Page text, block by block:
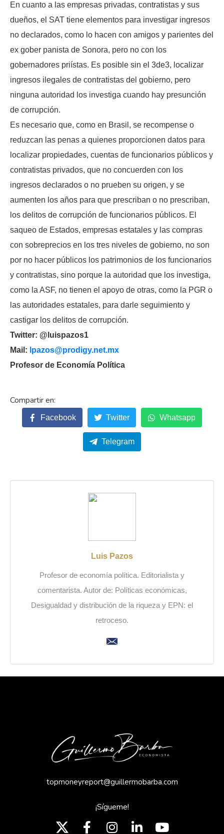
En cuanto a las empresas privadas, contratistas y sus
dueños, el SAT tiene elementos para investigar ingresos
no declarados, como lo hacen con amigos y parientes del
ex gober panista de Sonora, pero no con los
gobernadores priístas. Es posible sin el 3de3, localizar
ingresos ilegales de contratistas del gobierno, pero
ninguna autoridad los investiga cuando hay presunción
de corrupción.
Es necesario que, como en Brasil, se recompense o
reduzcan las penas a quienes proporcionen datos para
localizar propiedades, cuentas de funcionarios públicos y
contratistas privados, que no concuerden con los
ingresos declarados o no prueben su origen, y se
aumenten los años para que prescriban o no prescriban,
los delitos de corrupción de funcionarios públicos. El
saqueo de Estados, empresas estatales y las compras
con sobreprecios en los tres niveles de gobierno, no son
por no hacer públicos los patrimonios de los funcionarios
y contratistas, sino porque la autoridad que los investiga,
como la ASF, no tienen el apoyo de otras, como la PGR o
las autoridades estatales, para darle seguimiento y
castigar los delitos de corrupción.
Twitter: @luispazos1
Mail: lpazos@prodigy.net.mx
Profesor de Economía Política
Facebook Twitter Whatsapp
Telegram
Luis Pazos
Profesor de economía política. Editorialista y
comentarista. Autor de: Políticas económicas,
Desigualdad y distribución de la riqueza y EPN: el
retroceso.
topmoneyreport@guillermobarba.com
¡Sígueme!